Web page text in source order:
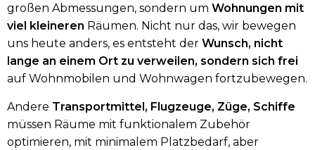
großen Abmessungen, sondern um Wohnungen mit
viel kleineren Räumen. Nicht nur das, wir bewegen
uns heute anders, es entsteht der Wunsch, nicht
lange an einem Ort zu verweilen, sondern sich frei
auf Wohnmobilen und Wohnwagen fortzubewegen.
Andere Transportmittel, Flugzeuge, Züge, Schiffe
müssen Räume mit funktionalem Zubehör
optimieren, mit minimalem Platzbedarf, aber